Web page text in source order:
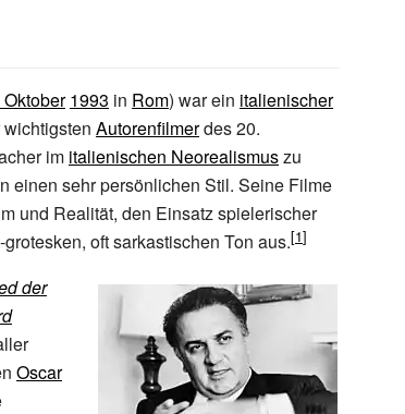
1993 in Rom) war ein italienischer
Autorenfilmerdes 20.
im italienischen Neorealismuszu
einen sehr persönlichen Stil. Seine Filme
und Realität, den Einsatz spielerischer
oft sarkastischen Ton aus.
der
Oscar